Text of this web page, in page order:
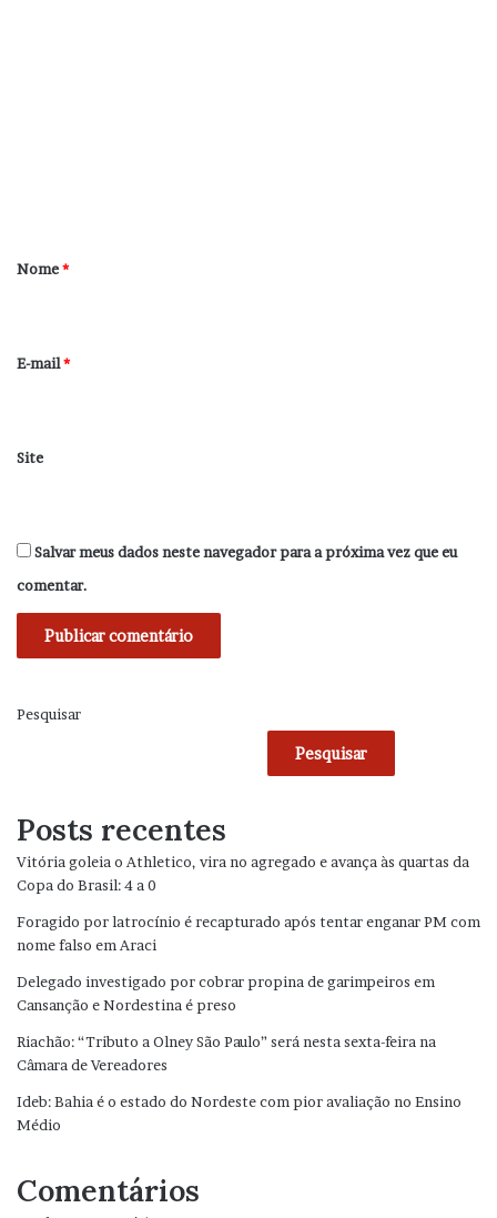
r
*
Nome*
E-mail*
Site
Salvar meus dados neste navegador para a próxima vez que eu
comentar.
Pesquisar
Pesquisar
Posts recentes
Vitória goleia o Athletico, vira no agregado e avança às quartas da
Copa do Brasil: 4 a 0
Foragido por latrocínio é recapturado após tentar enganar PM com
nome falso em Araci
Delegado investigado por cobrar propina de garimpeiros em
Cansanção e Nordestina é preso
Riachão: “Tributo a Olney São Paulo” será nesta sexta-feira na
Câmara de Vereadores
Ideb: Bahia é o estado do Nordeste com pior avaliação no Ensino
Médio
Comentários